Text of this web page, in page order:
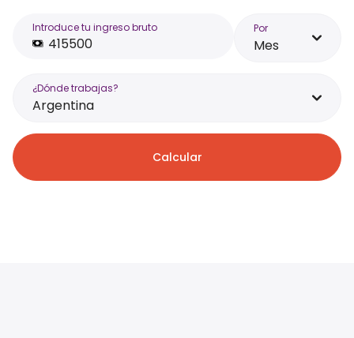
Introduce tu ingreso bruto Por
Mes
¿Dónde trabajas?
Argentina
Calcular